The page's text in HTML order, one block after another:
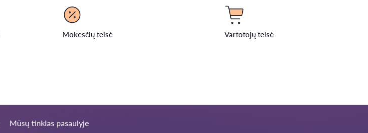
Mokesčių teisė Vartotojų teisė
Mūsų tinklas pasaulyje